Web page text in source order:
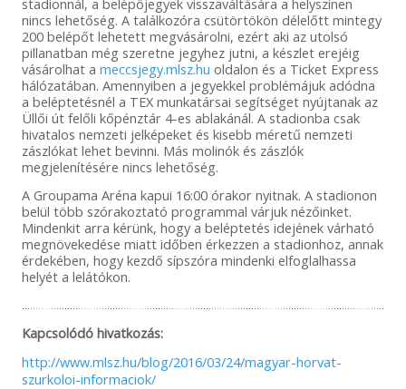
nincs lehetőség. A találkozóra csütörtökön délelőtt mintegy
200 belépőt lehetett megvásárolni, ezért aki az utolsó
pillanatban még szeretne jegyhez jutni, a készlet erejéig
vásárolhat a meccsjegy.mlsz.hu oldalon és a Ticket Express
hálózatában. Amennyiben a jegyekkel problémájuk adódna
a beléptetésnél a TEX munkatársai segítséget nyújtanak az
Üllői út felőli kőpénztár 4-es ablakánál. A stadionba csak
hivatalos nemzeti jelképeket és kisebb méretű nemzeti
zászlókat lehet bevinni. Más molinók és zászlók
megjelenítésére nincs lehetőség.
A Groupama Aréna kapui 16:00 órakor nyitnak. A stadionon
belül több szórakoztató programmal várjuk nézőinket.
Mindenkit arra kérünk, hogy a beléptetés idejének várható
megnövekedése miatt időben érkezzen a stadionhoz, annak
érdekében, hogy kezdő sípszóra mindenki elfoglalhassa
helyét a lelátókon.
Kapcsolódó hivatkozás:
http://www.mlsz.hu/blog/2016/03/24/magyar-horvat-
szurkoloi-informaciok/